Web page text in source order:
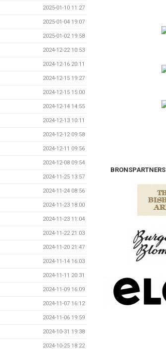
2025-01-10 11:27
2025-01-04 19:07
2025-01-02 19:58
2024-12-22 10:53
2024-12-16 20:11
2024-12-15 19:27
2024-12-15 15:00
2024-12-14 14:55
2024-12-13 10:11
2024-12-12 09:58
2024-12-11 09:56
2024-12-08 09:54
2024-11-25 13:57
2024-11-24 08:56
2024-11-23 18:00
2024-11-23 11:04
2024-11-22 21:03
2024-11-20 21:47
2024-11-14 16:03
2024-11-11 20:31
2024-11-09 16:09
2024-11-07 16:12
2024-11-06 19:59
2024-10-31 19:38
2024-10-25 18:22
BRONSPARTNERS